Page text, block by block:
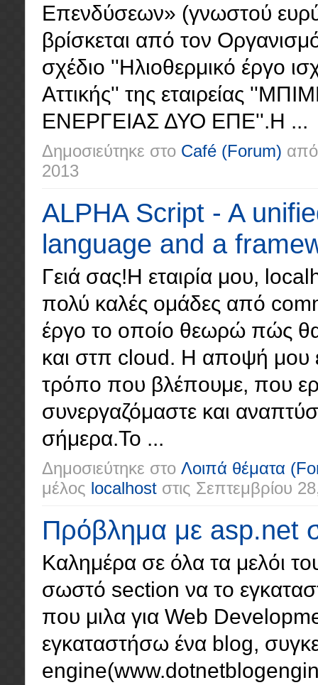
Επενδύσεων» (γνωστού
βρίσκεται από τον
σχέδιο ''Ηλιοθερμικό έργο
Αττικής'' της εταιρείας
ΕΝΕΡΓΕΙΑΣ ΔΥΟ ΕΠΕ''.Η ...
Δημοσιεύτηκε στο Café (Forum)
2013
ALPHA Script - A
language and a
Γειά σας!Η εταιρία μου,
πολύ καλές ομάδες από
έργο το οποίο θεωρώ πώς
και στπ cloud. Η αποψή μου
τρόπο που βλέπουμε, που
συνεργαζόμαστε και
σήμερα.Το ...
Δημοσιεύτηκε στο Λοιπά θέματα
μέλος localhost στις Σεπτεμβρίου
Πρόβλημα με asp.net
Καλημέρα σε όλα τα μελόι
σωστό section να το
που μιλα για Web
εγκαταστήσω ένα blog,